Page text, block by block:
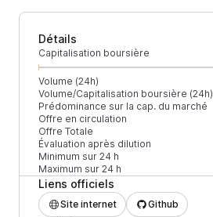
Détails
Capitalisation boursière
Volume (24h)
Volume/Capitalisation boursière (24h)
Prédominance sur la cap. du marché
Offre en circulation
Offre Totale
Évaluation après dilution
Minimum sur 24 h
Maximum sur 24 h
Liens officiels
Site internet Github